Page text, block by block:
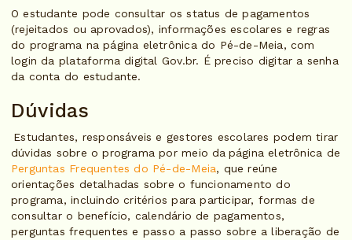
O estudante pode consultar os status de pagamentos
(rejeitados ou aprovados), informações escolares e regras
do programa na página eletrônica do Pé-de-Meia, com
login da plataforma digital Gov.br. É preciso digitar a senha
da conta do estudante.
Dúvidas
Estudantes, responsáveis e gestores escolares podem tirar
dúvidas sobre o programa por meio da página eletrônica de
Perguntas Frequentes do Pé-de-Meia, que reúne
orientações detalhadas sobre o funcionamento do
programa, incluindo critérios para participar, formas de
consultar o benefício, calendário de pagamentos,
perguntas frequentes e passo a passo sobre a liberação de